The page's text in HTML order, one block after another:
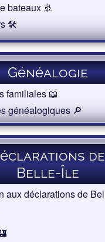
bateaux 🚢
🛠
Généalogie
familiales 📖
généalogiques 🔎
de
Belle-Île
aux déclarations de